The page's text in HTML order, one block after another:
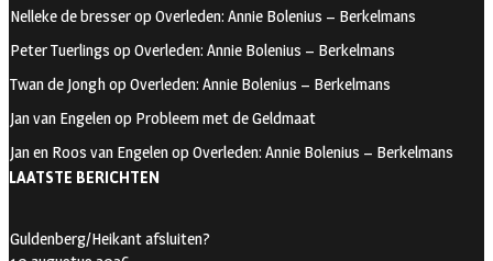
b
k
t
r
a
i
e
r
Nelleke de bresserop Overleden: Annie Bolenius – Berkelmans
Peter Tuerlings op Overleden: Annie Bolenius – Berkelmans
Twan de Jonghop Overleden: Annie Bolenius – Berkelmans
Jan van Engelenop Probleem met de Geldmaat
Jan en Roos van Engelenop Overleden: Annie Bolenius – Berkelmans
LAATSTE BERICHTEN
Guldenberg/Heikant afsluiten?